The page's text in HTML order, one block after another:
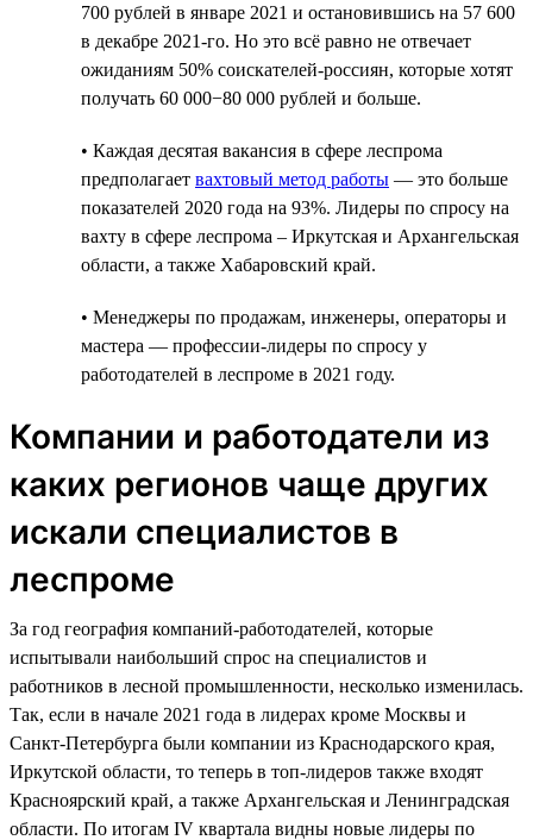
700 рублей в январе 2021 и остановившись на 57 600
в декабре 2021-го. Но это всё равно не отвечает
ожиданиям 50% соискателей-россиян, которые хотят
получать 60 000−80 000 рублей и больше.
• Каждая десятая вакансия в сфере леспрома
предполагает вахтовый метод работы — это больше
показателей 2020 года на 93%. Лидеры по спросу на
вахту в сфере леспрома – Иркутская и Архангельская
области, а также Хабаровский край.
• Менеджеры по продажам, инженеры, операторы и
мастера — профессии-лидеры по спросу у
работодателей в леспроме в 2021 году.
Компании и работодатели из
каких регионов чаще других
искали специалистов в
леспроме
За год география компаний-работодателей, которые
испытывали наибольший спрос на специалистов и
работников в лесной промышленности, несколько изменилась.
Так, если в начале 2021 года в лидерах кроме Москвы и
Санкт-Петербурга были компании из Краснодарского края,
Иркутской области, то теперь в топ-лидеров также входят
Красноярский край, а также Архангельская и Ленинградская
области. По итогам IV квартала видны новые лидеры по